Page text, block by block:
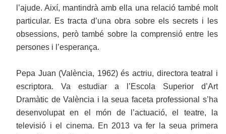
l’ajude. Així, mantindrà amb ella una relació també molt
particular. Es tracta d’una obra sobre els secrets i les
obsessions, però també sobre la comprensió entre les
persones i l’esperança.
Pepa Juan (València, 1962) és actriu, directora teatral i
escriptora. Va estudiar a l’Escola Superior d’Art
Dramàtic de València i la seua faceta professional s’ha
desenvolupat en el món de l’actuació, el teatre, la
televisió i el cinema. En 2013 va fer la seua primera